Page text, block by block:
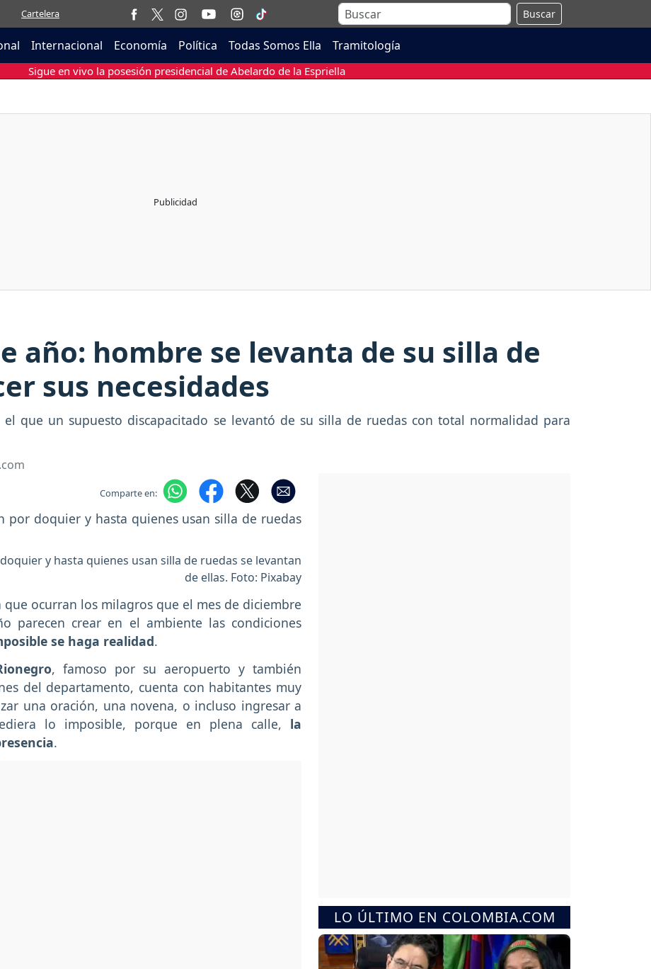
Cartelera Buscar
Internacional Economía Política Todas Somos Ella Tramitología
Sigue en vivo la posesión presidencial de Abelardo de la Espriella
año: hombre se levanta de su silla de
sus necesidades
que un supuesto discapacitado se levantó de su silla de ruedas con total normalidad para
Comparte en:
y hasta quienes usan silla de ruedas se levantan
de ellas. Foto: Pixabay
ocurran los milagros que el mes de diciembre
parecen crear en el ambiente las condiciones
se haga realidad.
, famoso por su aeropuerto y también
del departamento, cuenta con habitantes muy
una oración, una novena, o incluso ingresar a
lo imposible, porque en plena calle, la
.
LO ÚLTIMO EN COLOMBIA.COM